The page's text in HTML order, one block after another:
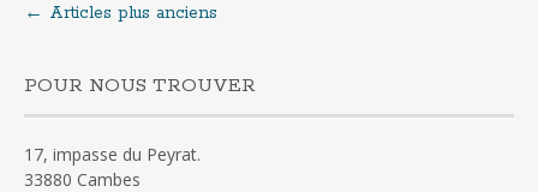
Navigation
au
sein
← Articles plus anciens
POUR NOUS TROUVER
17, impasse du Peyrat.
33880 Cambes